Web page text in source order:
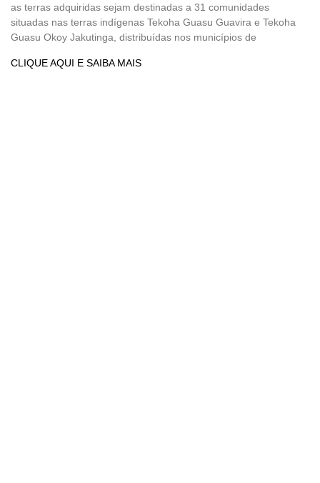
as terras adquiridas sejam destinadas a 31 comunidades
situadas nas terras indígenas Tekoha Guasu Guavira e Tekoha
Guasu Okoy Jakutinga, distribuídas nos municípios de
CLIQUE AQUI E SAIBA MAIS